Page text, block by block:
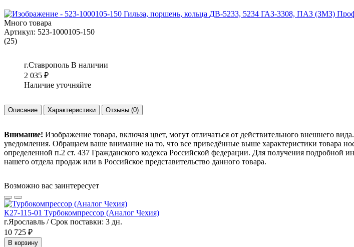
Много товара
Артикул: 523-1000105-150
(25)
г.Ставрополь В наличии
2 035 ₽
Наличие уточняйте
Описание Характеристики Отзывы (0)
Внимание! Изображение товара, включая цвет, могут отличаться от действительного внешнего
уведомления. Обращаем ваше внимание на то, что все приведённые выше характеристики товара
определенной п.2 ст. 437 Гражданского кодекса Российской федерации. Для получения подробной
нашего отдела продаж или в Российское представительство данного товара.
Возможно вас заинтересует
К27-115-01 Турбокомпрессор (Аналог Чехия)
г.Ярославль / Срок поставки: 3 дн.
10 725 ₽
В корзину